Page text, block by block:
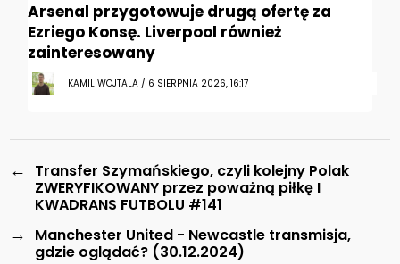
Arsenal przygotowuje drugą ofertę za
Ezriego Konsę. Liverpool również
zainteresowany
KAMIL WOJTALA / 6 SIERPNIA 2026, 16:17
←
Transfer Szymańskiego, czyli kolejny Polak
ZWERYFIKOWANY przez poważną piłkę I
KWADRANS FUTBOLU #141
→
Manchester United - Newcastle transmisja,
gdzie oglądać? (30.12.2024)